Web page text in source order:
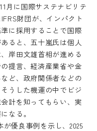
月に国際サステナビリテ
財団が、インパクト
に採用することで国際
ると、五十嵐氏は個人
岸田文雄首相が進める
提言、経済産業省や金
ど、政府関係者などの
うした機運の中でビジ
計を知ってもらい、実
なる。
優良事例を示し、2025